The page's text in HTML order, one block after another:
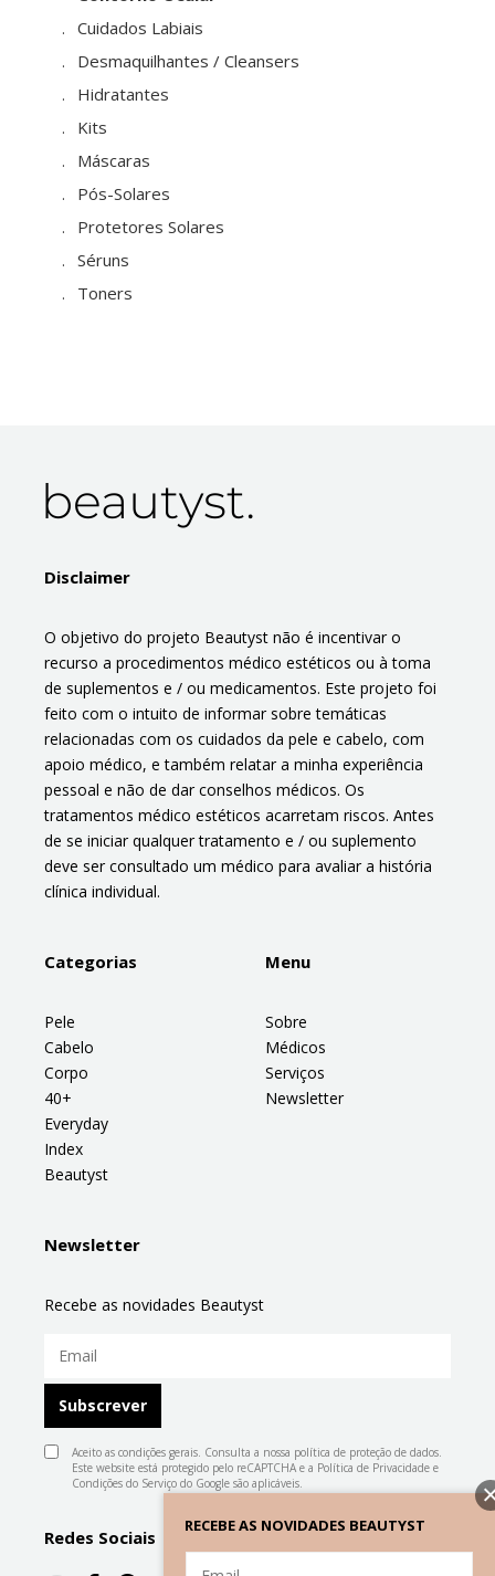
Cuidados Labiais
Desmaquilhantes / Cleansers
Hidratantes
Kits
Máscaras
Pós-Solares
Protetores Solares
Séruns
Toners
Disclaimer
O objetivo do projeto Beautyst não é incentivar o
recurso a procedimentos médico estéticos ou à toma
de suplementos e / ou medicamentos. Este projeto foi
feito com o intuito de informar sobre temáticas
relacionadas com os cuidados da pele e cabelo, com
apoio médico, e também relatar a minha experiência
pessoal e não de dar conselhos médicos. Os
tratamentos médico estéticos acarretam riscos. Antes
de se iniciar qualquer tratamento e / ou suplemento
deve ser consultado um médico para avaliar a história
clínica individual.
Categorias
Pele
Cabelo
Corpo
40+
Everyday
Index
Beautyst
Menu
Sobre
Médicos
Serviços
Newsletter
Newsletter
Recebe as novidades Beautyst
Aceito as condições gerais. Consulta a nossa política de proteção de dados.
Este website está protegido pelo reCAPTCHA e a Política de Privacidade e
Condições do Serviço do Google são aplicáveis.
Redes Sociais
RECEBE AS NOVIDADES BEAUTYST